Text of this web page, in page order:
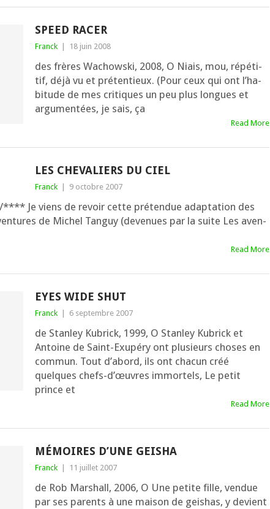
SPEED RACER
Franck 18 juin 2008
des frères Wachowski, 2008, O Niais, mou, répé­ti­
tif, déjà vu et prétentieux. (Pour ceux qui ont l’ha­
bi­tude de mes cri­tiques un peu plus longues et
argu­men­tées, je sais, ça
Read More
LES CHEVALIERS DU CIEL
Franck 9 octobre 2007
**** Je viens de revoir cette pré­ten­due adap­ta­tion des
de Michel Tanguy (deve­nues par la suite Les aven­
Read More
EYES WIDE SHUT
Franck 6 septembre 2007
de Stanley Kubrick, 1999, O Stanley Kubrick et
Antoine de Saint-Exupéry ont plu­sieurs choses en
commun. Tout d’a­bord, ils ont cha­cun créé
quelques chefs-d’œuvres immor­tels, Le petit
prince et
Read More
MÉMOIRES D’UNE GEISHA
Franck 11 juillet 2007
de Rob Marshall, 2006, O Une petite fille, ven­due
par ses parents à une mai­son de gei­shas, y devient